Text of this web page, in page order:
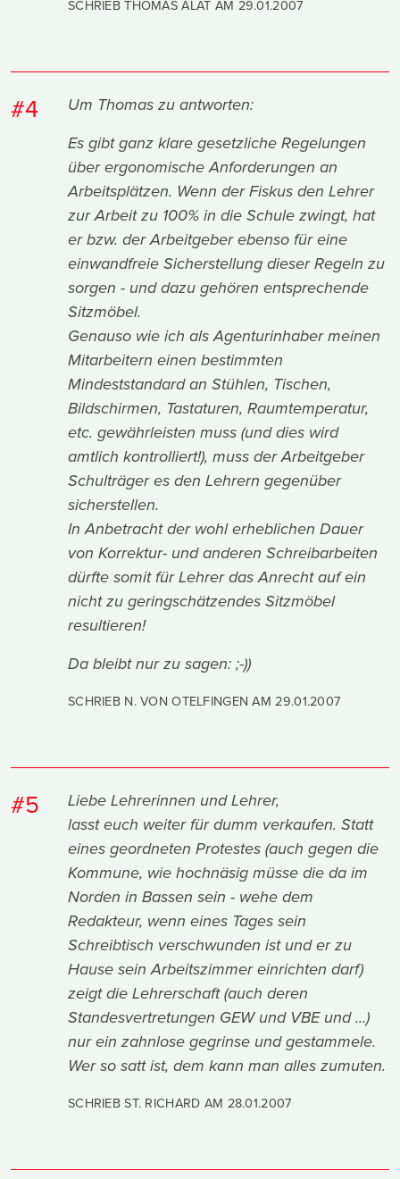
SCHRIEB THOMAS ALAT AM 29.01.2007
#4
Um Thomas zu antworten:
Es gibt ganz klare gesetzliche Regelungen
über ergonomische Anforderungen an
Arbeitsplätzen. Wenn der Fiskus den Lehrer
zur Arbeit zu 100% in die Schule zwingt, hat
er bzw. der Arbeitgeber ebenso für eine
einwandfreie Sicherstellung dieser Regeln zu
sorgen - und dazu gehören entsprechende
Sitzmöbel.
Genauso wie ich als Agenturinhaber meinen
Mitarbeitern einen bestimmten
Mindeststandard an Stühlen, Tischen,
Bildschirmen, Tastaturen, Raumtemperatur,
etc. gewährleisten muss (und dies wird
amtlich kontrolliert!), muss der Arbeitgeber
Schulträger es den Lehrern gegenüber
sicherstellen.
In Anbetracht der wohl erheblichen Dauer
von Korrektur- und anderen Schreibarbeiten
dürfte somit für Lehrer das Anrecht auf ein
nicht zu geringschätzendes Sitzmöbel
resultieren!
Da bleibt nur zu sagen: ;-))
SCHRIEB N. VON OTELFINGEN AM29.01.2007
#5
Liebe Lehrerinnen und Lehrer,
lasst euch weiter für dumm verkaufen. Statt
eines geordneten Protestes (auch gegen die
Kommune, wie hochnäsig müsse die da im
Norden in Bassen sein - wehe dem
Redakteur, wenn eines Tages sein
Schreibtisch verschwunden ist und er zu
Hause sein Arbeitszimmer einrichten darf)
zeigt die Lehrerschaft (auch deren
Standesvertretungen GEW und VBE und ...)
nur ein zahnlose gegrinse und gestammele.
Wer so satt ist, dem kann man alles zumuten.
SCHRIEB ST. RICHARD AM 28.01.2007